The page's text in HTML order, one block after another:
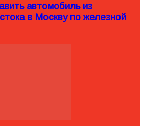
автомобиль из
в Москву по железной